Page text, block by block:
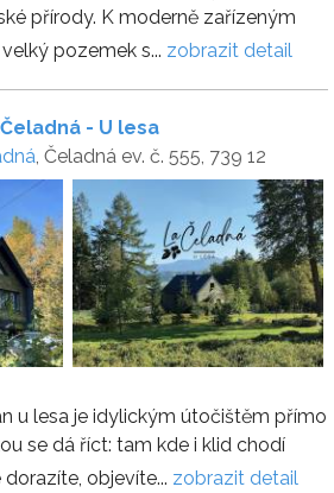
přírody. K moderně zařízeným
pozemek s... zobrazit detail
- U lesa
, Čeladná ev. č. 555, 739 12
u lesa je idylickým útočištěm přímo
se dá říct: tam kde i klid chodí
objevíte... zobrazit detail